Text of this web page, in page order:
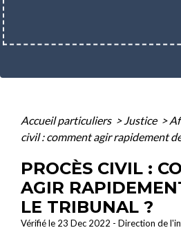
Accueil particuliers > Justice >
civil : comment agir rapidement
PROCÈS CIVIL :
AGIR
LE TRIBUNAL ?
Vérifié le 23 Dec 2022 - Direction de